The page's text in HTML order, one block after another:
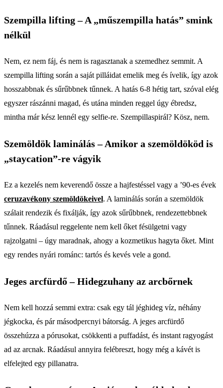
Szempilla lifting – A „műszempilla hatás” smink
nélkül
Nem, ez nem fáj, és nem is ragasztanak a szemedhez semmit. A
szempilla lifting során a saját pilláidat emelik meg és ívelik, így azok
hosszabbnak és sűrűbbnek tűnnek. A hatás 6-8 hétig tart, szóval elég
egyszer rászánni magad, és utána minden reggel úgy ébredsz,
mintha már kész lennél egy selfie-re. Szempillaspirál? Kösz, nem.
Szemöldök laminálás – Amikor a szemöldököd is
„staycation”-re vágyik
Ez a kezelés nem keverendő össze a hajfestéssel vagy a ’90-es évek
ceruzavékony szemöldökeivel. A laminálás során a szemöldök
szálait rendezik és fixálják, így azok sűrűbbnek, rendezettebbnek
tűnnek. Ráadásul reggelente nem kell őket fésülgetni vagy
rajzolgatni – úgy maradnak, ahogy a kozmetikus hagyta őket. Mint
egy rendes nyári románc: tartós és kevés vele a gond.
Jeges arcfürdő – Hidegzuhany az arcbőrnek
Nem kell hozzá semmi extra: csak egy tál jéghideg víz, néhány
jégkocka, és pár másodpercnyi bátorság. A jeges arcfürdő
összehúzza a pórusokat, csökkenti a puffadást, és instant ragyogást
ad az arcnak. Ráadásul annyira felébreszt, hogy még a kávét is
elfelejted egy pillanatra.